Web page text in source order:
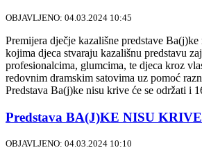
OBJAVLJENO: 04.03.2024 10:45
Premijera dječje kazališne predstave
kojima djeca stvaraju kazališnu predstavu
profesionalcima, glumcima, te djeca kroz
redovnim dramskim satovima uz pomoć
Predstava Ba(j)ke nisu krive će se održati i
Predstava BA(J)KE NISU KRIVE
OBJAVLJENO: 04.03.2024 10:10